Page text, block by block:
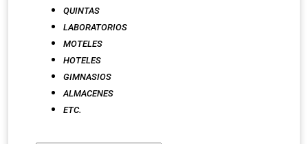
QUINTAS
LABORATORIOS
MOTELES
HOTELES
GIMNASIOS
ALMACENES
ETC.